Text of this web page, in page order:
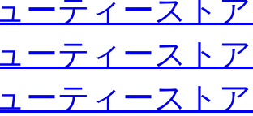
ーティースト
ーティースト
ーティースト